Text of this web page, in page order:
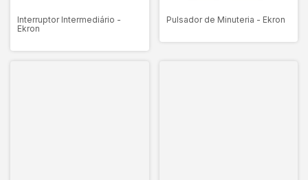
Interruptor Intermediário -
Ekron
Pulsador de Minuteria - Ekron